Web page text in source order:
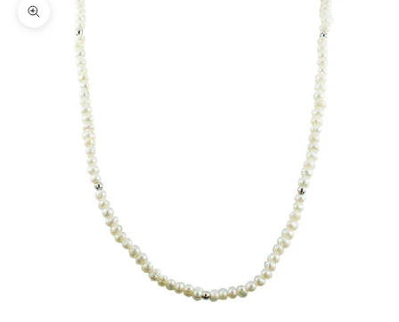
Zoom na imagem